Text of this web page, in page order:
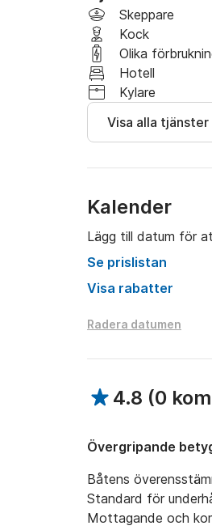
Jetski-alternativ
Du kommer att få
Kom och navigera
Skeppare
Kock
Olika
Hotell
Kylare
Visa alla tjänster
Kalender
Lägg till datum för
Se prislistan
Visa rabatter
Radera datumen
4.8 (0
Övergripande
Båtens
Standard för
Mottagande och